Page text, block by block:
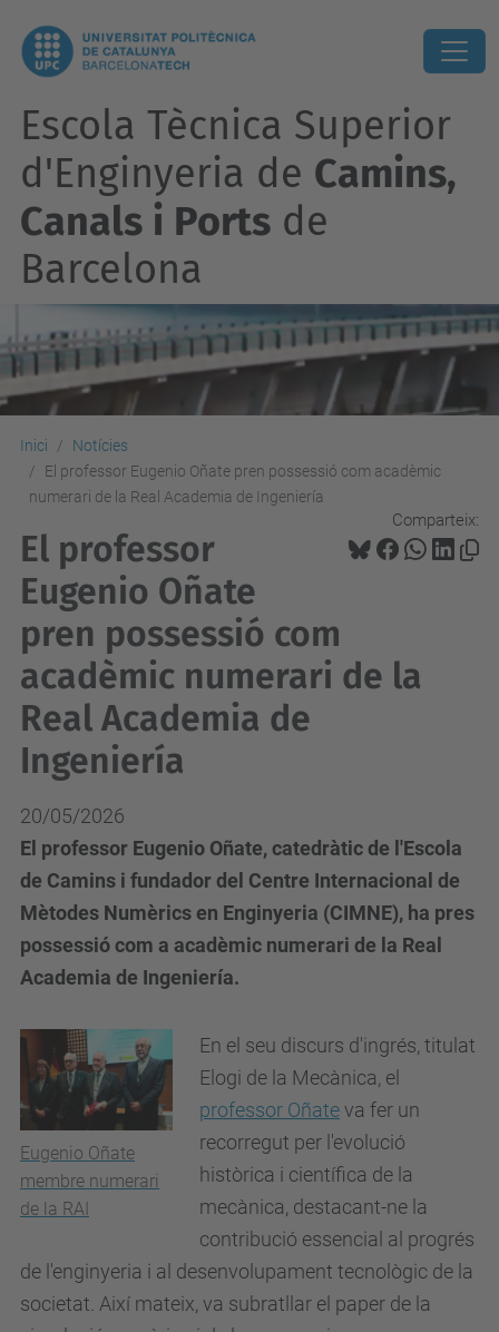
Escola Tècnica Superior
d'Enginyeria de Camins,
Canals i Ports de
Barcelona
Inici
Notícies
El professor Eugenio Oñate pren possessió com acadèmic
numerari de la Real Academia de Ingeniería
Comparteix:
El professor
Eugenio Oñate
pren possessió com
acadèmic numerari de la
Real Academia de
Ingeniería
20/05/2026
El professor Eugenio Oñate, catedràtic de l'Escola
de Camins i fundador del Centre Internacional de
Mètodes Numèrics en Enginyeria (CIMNE), ha pres
possessió com a acadèmic numerari de la Real
Academia de Ingeniería.
Eugenio Oñate
membre numerari
de la RAI
En el seu discurs d'ingrés, titulat
Elogi de la Mecànica, el
professor Oñateva fer un
recorregut per l'evolució
històrica i científica de la
mecànica, destacant-ne la
contribució essencial al progrés
de l'enginyeria i al desenvolupament tecnològic de la
societat. Així mateix, va subratllar el paper de la